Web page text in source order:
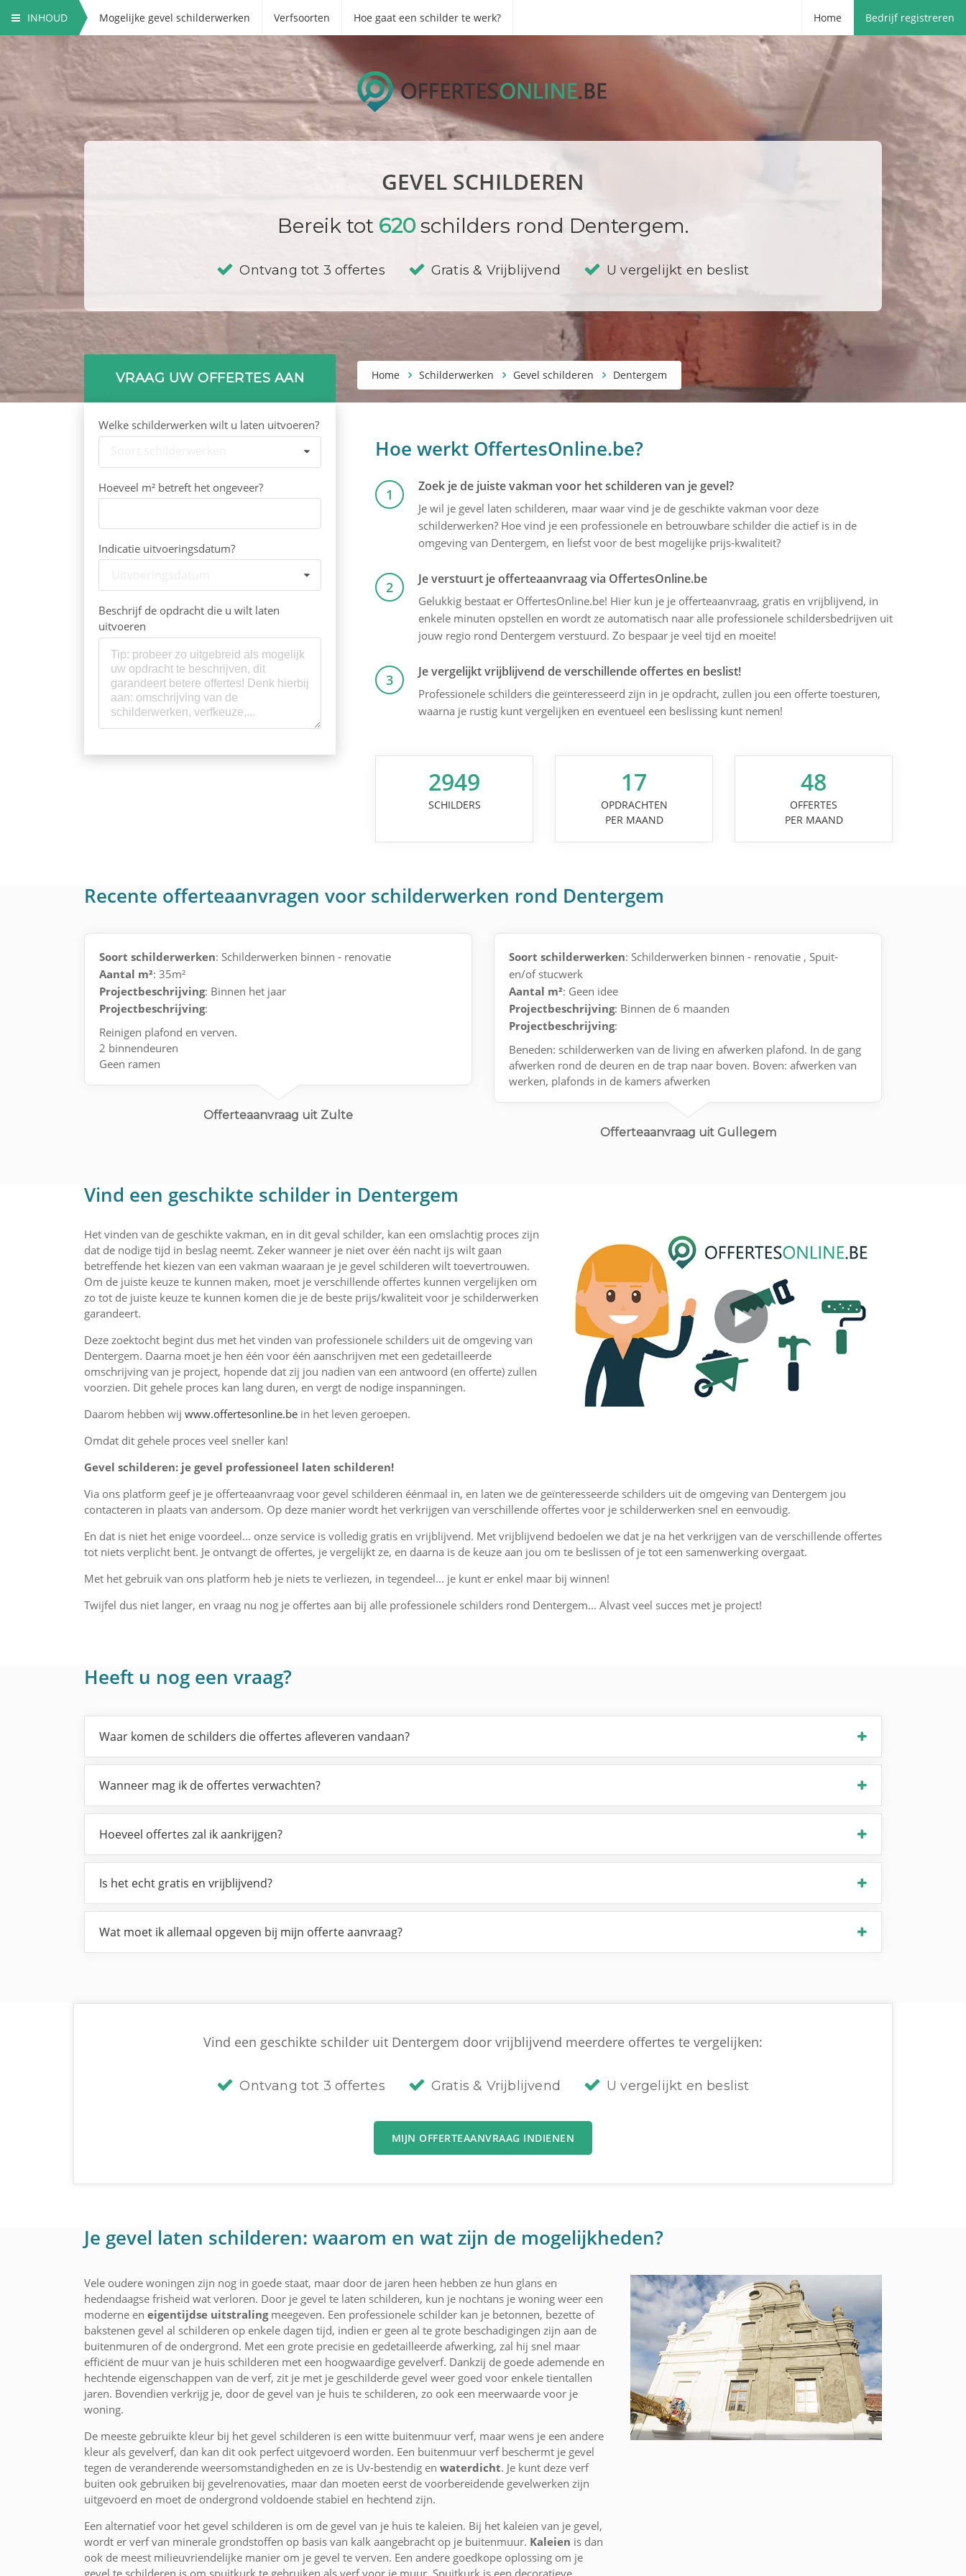
INHOUD Mogelijke gevel schilderwerken Verfsoorten Hoe gaat een schilder te werk? Home Bedrijf registreren
GEVEL SCHILDEREN
Bereik tot 620schilders rond Dentergem.
Ontvang tot 3 offertes Gratis & Vrijblijvend U vergelijkt en beslist
Home Schilderwerken Gevel schilderen Dentergem
VRAAG UW OFFERTES AAN
Welke schilderwerken wilt u laten uitvoeren?
Hoeveel m² betreft het ongeveer?
Indicatie uitvoeringsdatum?
Beschrijf de opdracht die u wilt laten
uitvoeren
Hoe werkt OffertesOnline.be?
1 Zoek je de juiste vakman voor het schilderen van je gevel?
Je wil je gevel laten schilderen, maar waar vind je de geschikte vakman voor deze
schilderwerken? Hoe vind je een professionele en betrouwbare schilder die actief is in de
omgeving van Dentergem, en liefst voor de best mogelijke prijs-kwaliteit?
2 Je verstuurt je offerteaanvraag via OffertesOnline.be
Gelukkig bestaat er OffertesOnline.be! Hier kun je je offerteaanvraag, gratis en vrijblijvend, in
enkele minuten opstellen en wordt ze automatisch naar alle professionele schildersbedrijven uit
jouw regio rond Dentergem verstuurd. Zo bespaar je veel tijd en moeite!
3 Je vergelijkt vrijblijvend de verschillende offertes en beslist!
Professionele schilders die geïnteresseerd zijn in je opdracht, zullen jou een offerte toesturen,
waarna je rustig kunt vergelijken en eventueel een beslissing kunt nemen!
2949
SCHILDERS
17
OPDRACHTEN
PER MAAND
48
OFFERTES
PER MAAND
Recente offerteaanvragen voor schilderwerken rond Dentergem
Soort schilderwerken: Schilderwerken binnen - renovatie
Aantal m²: 35m²
Projectbeschrijving: Binnen het jaar
Projectbeschrijving:
Reinigen plafond en verven.
2 binnendeuren
Geen ramen
Offerteaanvraag uit Zulte
Soort schilderwerken: Schilderwerken binnen - renovatie , Spuit-
en/of stucwerk
Aantal m²: Geen idee
Projectbeschrijving: Binnen de 6 maanden
Projectbeschrijving:
Beneden: schilderwerken van de living en afwerken plafond. In de gang
afwerken rond de deuren en de trap naar boven. Boven: afwerken van
werken, plafonds in de kamers afwerken
Offerteaanvraag uit Gullegem
Vind een geschikte schilder in Dentergem
Het vinden van de geschikte vakman, en in dit geval schilder, kan een omslachtig proces zijn
dat de nodige tijd in beslag neemt. Zeker wanneer je niet over één nacht ijs wilt gaan
betreffende het kiezen van een vakman waaraan je je gevel schilderen wilt toevertrouwen.
Om de juiste keuze te kunnen maken, moet je verschillende offertes kunnen vergelijken om
zo tot de juiste keuze te kunnen komen die je de beste prijs/kwaliteit voor je schilderwerken
garandeert.
Deze zoektocht begint dus met het vinden van professionele schilders uit de omgeving van
Dentergem. Daarna moet je hen één voor één aanschrijven met een gedetailleerde
omschrijving van je project, hopende dat zij jou nadien van een antwoord (en offerte) zullen
voorzien. Dit gehele proces kan lang duren, en vergt de nodige inspanningen.
Daarom hebben wij www.offertesonline.be in het leven geroepen.
Omdat dit gehele proces veel sneller kan!
Gevel schilderen: je gevel professioneel laten schilderen!
Via ons platform geef je je offerteaanvraag voor gevel schilderen éénmaal in, en laten we de geïnteresseerde schilders uit de omgeving van Dentergem jou
contacteren in plaats van andersom. Op deze manier wordt het verkrijgen van verschillende offertes voor je schilderwerken snel en eenvoudig.
En dat is niet het enige voordeel... onze service is volledig gratis en vrijblijvend. Met vrijblijvend bedoelen we dat je na het verkrijgen van de verschillende offertes
tot niets verplicht bent. Je ontvangt de offertes, je vergelijkt ze, en daarna is de keuze aan jou om te beslissen of je tot een samenwerking overgaat.
Met het gebruik van ons platform heb je niets te verliezen, in tegendeel... je kunt er enkel maar bij winnen!
Twijfel dus niet langer, en vraag nu nog je offertes aan bij alle professionele schilders rond Dentergem... Alvast veel succes met je project!
Heeft u nog een vraag?
Waar komen de schilders die offertes afleveren vandaan?
Wanneer mag ik de offertes verwachten?
Hoeveel offertes zal ik aankrijgen?
Is het echt gratis en vrijblijvend?
Wat moet ik allemaal opgeven bij mijn offerte aanvraag?
Vind een geschikte schilder uit Dentergem door vrijblijvend meerdere offertes te vergelijken:
Ontvang tot 3 offertes Gratis & Vrijblijvend U vergelijkt en beslist
MIJN OFFERTEAANVRAAG INDIENEN
Je gevel laten schilderen: waarom en wat zijn de mogelijkheden?
Vele oudere woningen zijn nog in goede staat, maar door de jaren heen hebben ze hun glans en
hedendaagse frisheid wat verloren. Door je gevel te laten schilderen, kun je nochtans je woning weer een
moderne en eigentijdse uitstralingmeegeven. Een professionele schilder kan je betonnen, bezette of
bakstenen gevel al schilderen op enkele dagen tijd, indien er geen al te grote beschadigingen zijn aan de
buitenmuren of de ondergrond. Met een grote precisie en gedetailleerde afwerking, zal hij snel maar
efficiënt de muur van je huis schilderen met een hoogwaardige gevelverf. Dankzij de goede ademende en
hechtende eigenschappen van de verf, zit je met je geschilderde gevel weer goed voor enkele tientallen
jaren. Bovendien verkrijg je, door de gevel van je huis te schilderen, zo ook een meerwaarde voor je
woning.
De meeste gebruikte kleur bij het gevel schilderen is een witte buitenmuur verf, maar wens je een andere
kleur als gevelverf, dan kan dit ook perfect uitgevoerd worden. Een buitenmuur verf beschermt je gevel
tegen de veranderende weersomstandigheden en ze is Uv-bestendig en waterdicht. Je kunt deze verf
buiten ook gebruiken bij gevelrenovaties, maar dan moeten eerst de voorbereidende gevelwerken zijn
uitgevoerd en moet de ondergrond voldoende stabiel en hechtend zijn.
Een alternatief voor het gevel schilderen is om de gevel van je huis te kaleien. Bij het kaleien van je gevel,
wordt er verf van minerale grondstoffen op basis van kalk aangebracht op je buitenmuur. Kaleien is dan
ook de meest milieuvriendelijke manier om je gevel te verven. Een andere goedkope oplossing om je
gevel te schilderen is om spuitkurk te gebruiken als verf voor je muur. Spuitkurk is een decoratieve